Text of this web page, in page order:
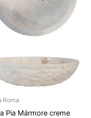
Roma
Pia Mármore creme